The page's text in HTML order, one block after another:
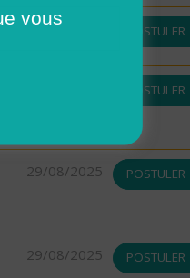
29/08/2025 POSTULER
POSTULER
29/08/2025 POSTULER
29/08/2025 POSTULER
vous